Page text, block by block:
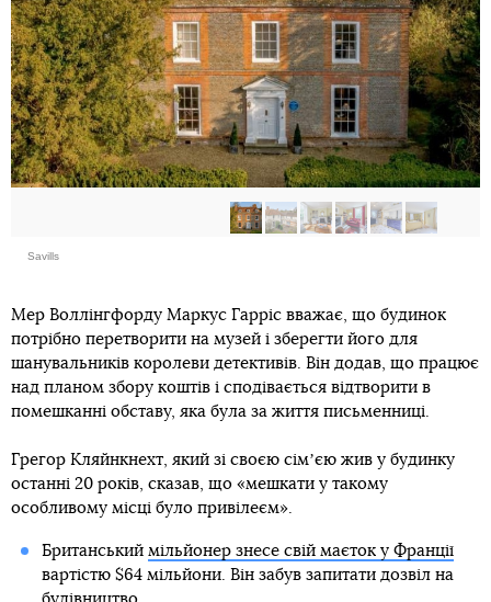
Savills
Мер Воллінгфорду Маркус Гарріс вважає, що будинок
потрібно перетворити на музей і зберегти його для
шанувальників королеви детективів. Він додав, що працює
над планом збору коштів і сподівається відтворити в
помешканні обставу, яка була за життя письменниці.
Грегор Кляйнкнехт, який зі своєю сімʼєю жив у будинку
останні 20 років, сказав, що «мешкати у такому
особливому місці було привілеєм».
Британський мільйонер знесе свій маєток у Франції
вартістю $64 мільйони. Він забув запитати дозвіл на